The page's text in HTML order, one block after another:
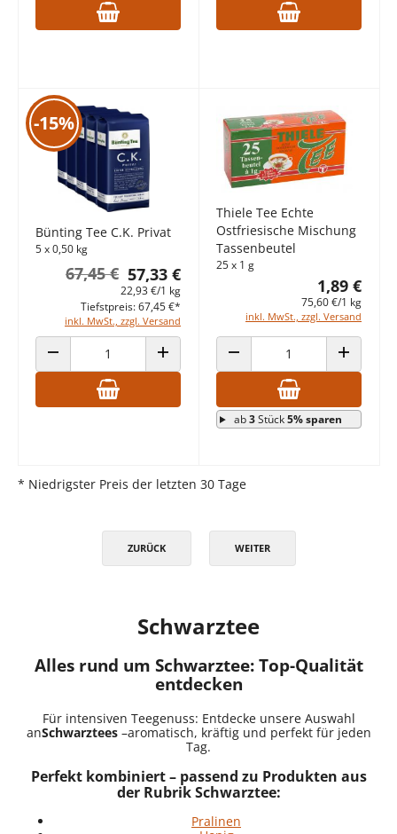
-15%
Bünting Tee C.K. Privat
5 x 0,50 kg
57,33 €
67,45 €
22,93 €/1 kg
inkl. MwSt., zzgl. Versand
Tiefstpreis: 67,45 €*
ANZAHL VERRINGERN ANZAHL ERHÖHEN
Thiele Tee Echte
Ostfriesische Mischung
Tassenbeutel
25 x 1 g
1,89 €
75,60 €/1 kg
inkl. MwSt., zzgl. Versand
ANZAHL VERRINGERN ANZAHL
ab3Stück5% sparen
* Niedrigster Preis der letzten 30 Tage
ZURÜCK WEITER
Schwarztee
Alles rund um Schwarztee: Top-Qualität
entdecken
Für intensiven Teegenuss: Entdecke unsere Auswahl
anSchwarztees–aromatisch, kräftig und perfekt für jeden
Tag.
Perfekt kombiniert – passend zu Produkten aus
der Rubrik Schwarztee:
Pralinen